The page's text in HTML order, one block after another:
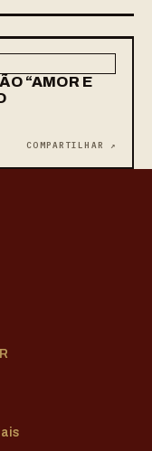
“AMOR E
COMPARTILHAR ↗